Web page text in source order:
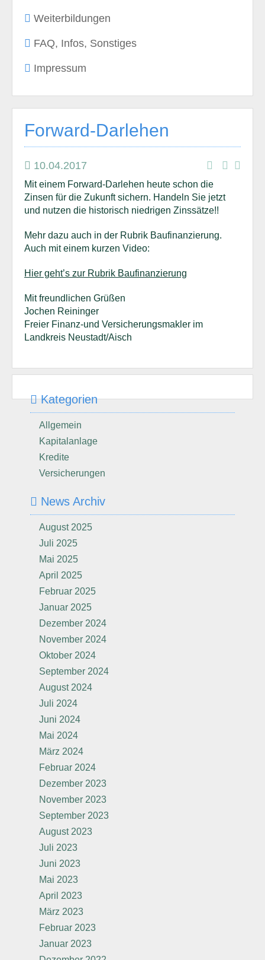
Weiterbildungen
FAQ, Infos, Sonstiges
Impressum
Forward-Darlehen
10.04.2017
Mit einem Forward-Darlehen heute schon die
Zinsen für die Zukunft sichern. Handeln Sie jetzt
und nutzen die historisch niedrigen Zinssätze!!
Mehr dazu auch in der Rubrik Baufinanzierung.
Auch mit einem kurzen Video:
Hier geht’s zur Rubrik Baufinanzierung
Mit freundlichen Grüßen
Jochen Reininger
Freier Finanz-und Versicherungsmakler im
Landkreis Neustadt/Aisch
Kategorien
Allgemein
Kapitalanlage
Kredite
Versicherungen
News Archiv
August 2025
Juli 2025
Mai 2025
April 2025
Februar 2025
Januar 2025
Dezember 2024
November 2024
Oktober 2024
September 2024
August 2024
Juli 2024
Juni 2024
Mai 2024
März 2024
Februar 2024
Dezember 2023
November 2023
September 2023
August 2023
Juli 2023
Juni 2023
Mai 2023
April 2023
März 2023
Februar 2023
Januar 2023